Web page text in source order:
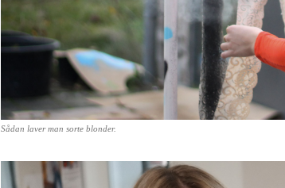
Sådan laver man sorte blonder.